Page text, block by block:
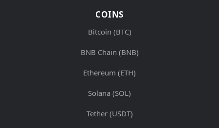
COINS
Bitcoin (BTC)
BNB Chain (BNB)
Ethereum (ETH)
Solana (SOL)
Tether (USDT)